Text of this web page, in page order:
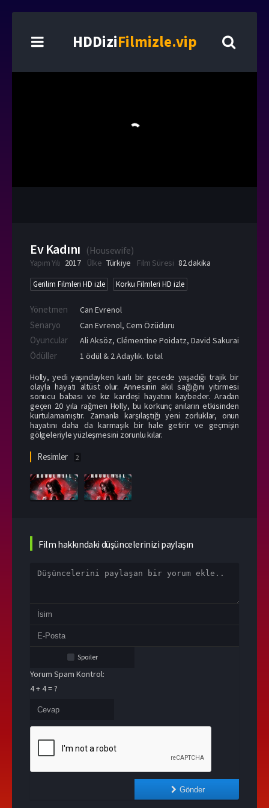
HDDiziFilmizle.vip
Ev Kadını (Housewife)
Yapım Yılı 2017 Ülke Türkiye Film Süresi 82 dakika
Gerilim Filmleri HD izle Korku Filmleri HD izle
Yönetmen Can Evrenol
Senaryo Can Evrenol, Cem Özüduru
Oyuncular Ali Aksöz, Clémentine Poidatz, David Sakurai
Ödüller
1 ödül & 2 Adaylık. total
Holly, yedi yaşındayken karlı bir gecede yaşadığı trajik bir
olayla hayatı altüst olur. Annesinin akıl sağlığını yitirmesi
sonucu babası ve kız kardeşi hayatını kaybeder. Aradan
geçen 20 yıla rağmen Holly, bu korkunç anıların etkisinden
kurtulamamıştır. Zamanla karşılaştığı yeni zorluklar, onun
hayatını daha da karmaşık bir hale getirir ve geçmişin
gölgeleriyle yüzleşmesini zorunlu kılar.
Resimler 2
Film hakkındaki düşüncelerinizi paylaşın
Spoiler
Yorum Spam Kontrol:
4 + 4 = ?
Gönder